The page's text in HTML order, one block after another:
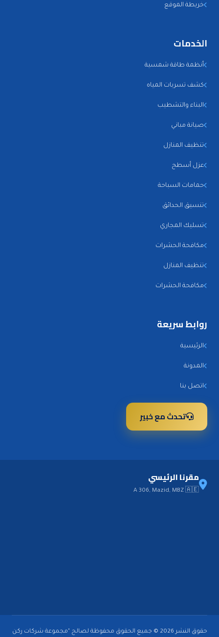
خريطة الموقع
الخدمات
أنظمة طاقة شمسية
كشف تسربات المياه
البناء والتشطيب
صيانة مباني
تنظيف المنازل
عزل أسطح
حمامات السباحة
تنسيق الحدائق
تسليك المجاري
مكافحة الحشرات
تنظيف المنازل
مكافحة الحشرات
روابط سريعة
الرئيسية
المدونة
اتصل بنا
تحدث مع خبير
مقرنا الرئيسي
A 306, Mazid, MBZ 🇦🇪
حقوق النشر 2026 © جميع الحقوق محفوظة لصالح "مجموعة شركات ركن